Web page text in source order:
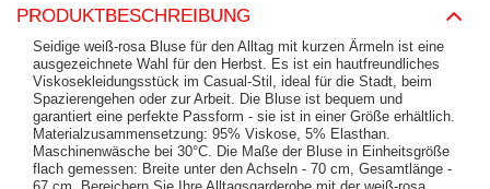
PRODUKTBESCHREIBUNG
Seidige weiß-rosa Bluse für den Alltag mit kurzen Ärmeln ist eine
ausgezeichnete Wahl für den Herbst. Es ist ein hautfreundliches
Viskosekleidungsstück im Casual-Stil, ideal für die Stadt, beim
Spazierengehen oder zur Arbeit. Die Bluse ist bequem und
garantiert eine perfekte Passform - sie ist in einer Größe erhältlich.
Materialzusammensetzung: 95% Viskose, 5% Elasthan.
Maschinenwäsche bei 30°C. Die Maße der Bluse in Einheitsgröße
flach gemessen: Breite unter den Achseln - 70 cm, Gesamtlänge -